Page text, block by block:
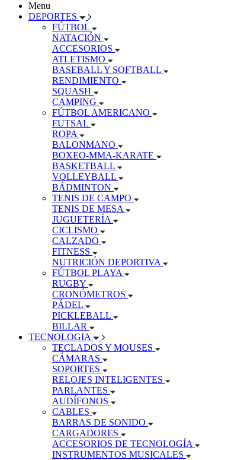
Menu
DEPORTES
FÚTBOL
NATACIÓN
ACCESORIOS
ATLETISMO
BASEBALL Y SOFTBALL
RENDIMIENTO
SQUASH
CAMPING
FÚTBOL AMERICANO
FUTSAL
ROPA
BALONMANO
BOXEO-MMA-KARATE
BASKETBALL
VOLLEYBALL
BÁDMINTON
TENIS DE CAMPO
TENIS DE MESA
JUGUETERÍA
CICLISMO
CALZADO
FITNESS
NUTRICIÓN DEPORTIVA
FÚTBOL PLAYA
RUGBY
CRONÓMETROS
PÁDEL
PICKLEBALL
BILLAR
TECNOLOGIA
TECLADOS Y MOUSES
CÁMARAS
SOPORTES
RELOJES INTELIGENTES
PARLANTES
AUDÍFONOS
CABLES
BARRAS DE SONIDO
CARGADORES
ACCESORIOS DE TECNOLOGÍA
INSTRUMENTOS MUSICALES